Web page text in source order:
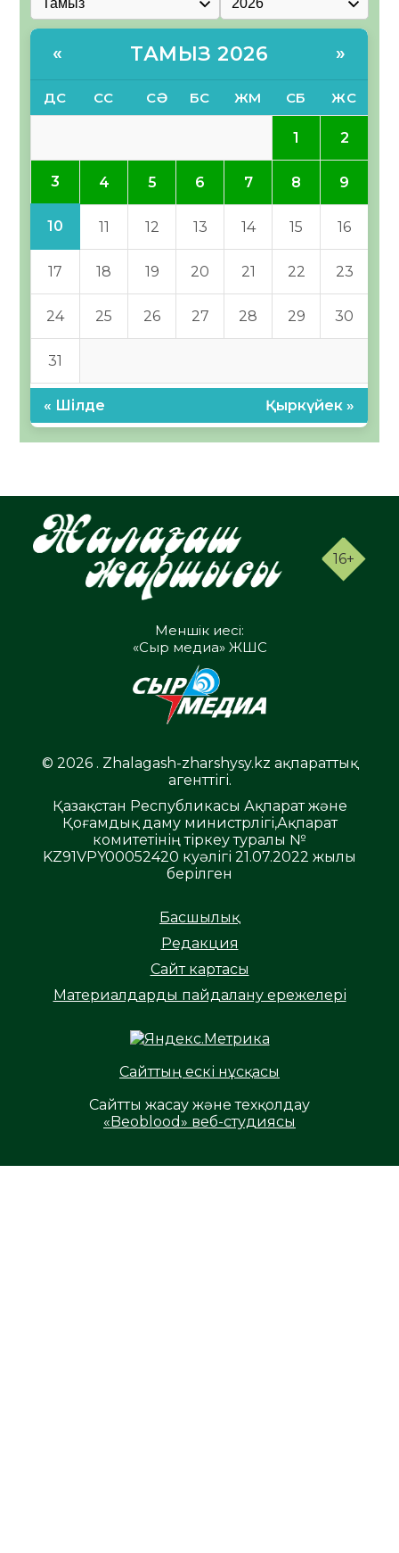
« ТАМЫЗ 2026 »
ДС СС СӘ БС ЖМ СБ ЖС
1 2
3 4 5 6 7 8 9
10 11 12 13 14 15 16
17 18 19 20 21 22 23
24 25 26 27 28 29 30
31
« Шілде Қыркүйек »
16+
Меншік иесі:
«Сыр медиа» ЖШС
© 2026 . Zhalagash-zharshysy.kz ақпараттық
агенттігі.
Қазақстан Республикасы Ақпарат және
Қоғамдық даму министрлігі,Ақпарат
комитетінің тіркеу туралы №
KZ91VPY00052420 куәлігі 21.07.2022 жылы
берілген
Басшылық
Редакция
Сайт картасы
Материалдарды пайдалану ережелері
Сайттың ескі нұсқасы
Сайтты жасау және техқолдау
«Beoblood» веб-студиясы